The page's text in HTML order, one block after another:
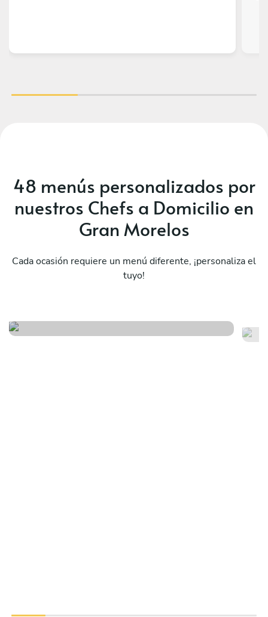
48 menús personalizados por
nuestros Chefs a Domicilio en
Gran Morelos
Cada ocasión requiere un menú diferente, ¡personaliza el
tuyo!